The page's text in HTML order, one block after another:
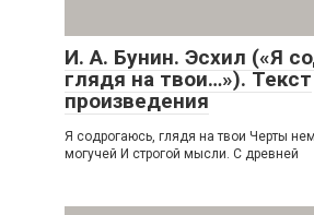
И. А. Бунин. Эсхил («Я
глядя на твои…»). Текст
произведения
Я содрогаюсь, глядя на твои Черты
могучей И строгой мысли. С древней